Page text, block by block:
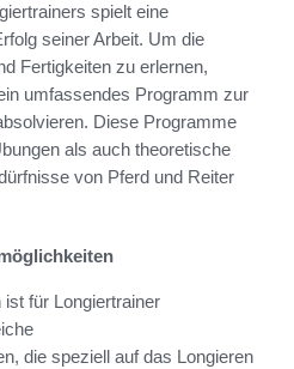
spielt eine
seiner Arbeit. Um die
Fertigkeiten zu erlernen,
umfassendes Programm zur
Diese Programme
als auch theoretische
von Pferd und Reiter
für Longiertrainer
die speziell auf das Longieren